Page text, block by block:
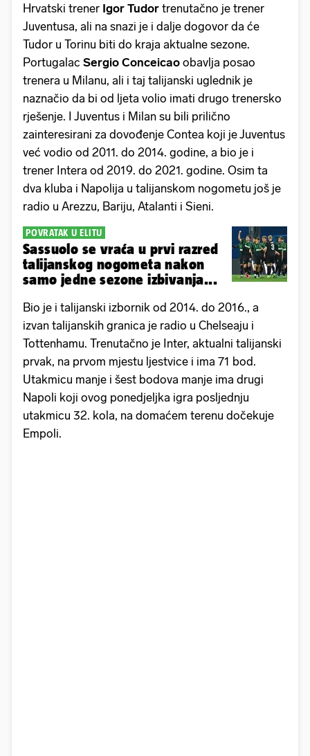
Hrvatski trener Igor Tudor trenutačno je trener
Juventusa, ali na snazi je i dalje dogovor da će
Tudor u Torinu biti do kraja aktualne sezone.
Portugalac Sergio Conceicao obavlja posao
trenera u Milanu, ali i taj talijanski uglednik je
naznačio da bi od ljeta volio imati drugo trenersko
rješenje. I Juventus i Milan su bili prilično
zainteresirani za dovođenje Contea koji je Juventus
već vodio od 2011. do 2014. godine, a bio je i
trener Intera od 2019. do 2021. godine. Osim ta
dva kluba i Napolija u talijanskom nogometu još je
radio u Arezzu, Bariju, Atalanti i Sieni.
POVRATAK U ELITU
Sassuolo se vraća u prvi razred
talijanskog nogometa nakon
samo jedne sezone izbivanja...
Bio je i talijanski izbornik od 2014. do 2016., a
izvan talijanskih granica je radio u Chelseaju i
Tottenhamu. Trenutačno je Inter, aktualni talijanski
prvak, na prvom mjestu ljestvice i ima 71 bod.
Utakmicu manje i šest bodova manje ima drugi
Napoli koji ovog ponedjeljka igra posljednju
utakmicu 32. kola, na domaćem terenu dočekuje
Empoli.